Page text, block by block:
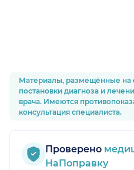
Материалы, размещённые на
постановки диагноза и
врача. Имеются
консультация специалиста.
Проверено
НаПоправку